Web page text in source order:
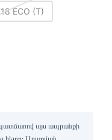
ECO (T)
այս ապրանքի